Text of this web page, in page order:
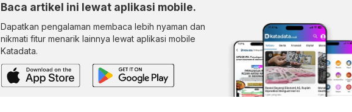
Baca artikel ini lewat aplikasi mobile.
Dapatkan pengalaman membaca lebih nyaman dan
nikmati fitur menarik lainnya lewat aplikasi mobile
Katadata.